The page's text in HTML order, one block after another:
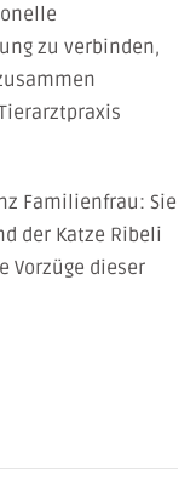
zu verbinden,
Familienfrau: Sie
der Katze Ribeli
Vorzüge dieser